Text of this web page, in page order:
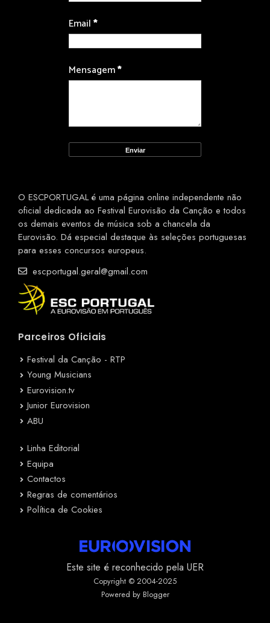
Email*
Mensagem*
O ESCPORTUGAL é uma página online independente não
oficial dedicada ao Festival Eurovisão da Canção e todos
os demais eventos de música sob a chancela da
Eurovisão. Dá especial destaque às seleções portuguesas
para esses concursos europeus.
escportugal.geral@gmail.com
Parceiros Oficiais
Festival da Canção - RTP
Young Musicians
Eurovision.tv
Junior Eurovision
ABU
Linha Editorial
Equipa
Contactos
Regras de comentários
Política de Cookies
Este site é reconhecido pela UER
Copyright © 2004-2025
Powered by Blogger